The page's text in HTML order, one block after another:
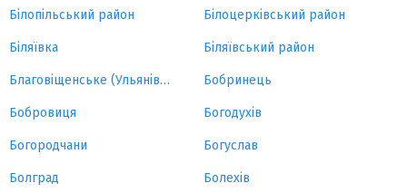
Білопільський район Білоцерківський район
Біляївка Біляївський район
Благовіщенське (Ульянівка) Бобринець
Бобровиця Богодухів
Богородчани Богуслав
Болград Болехів